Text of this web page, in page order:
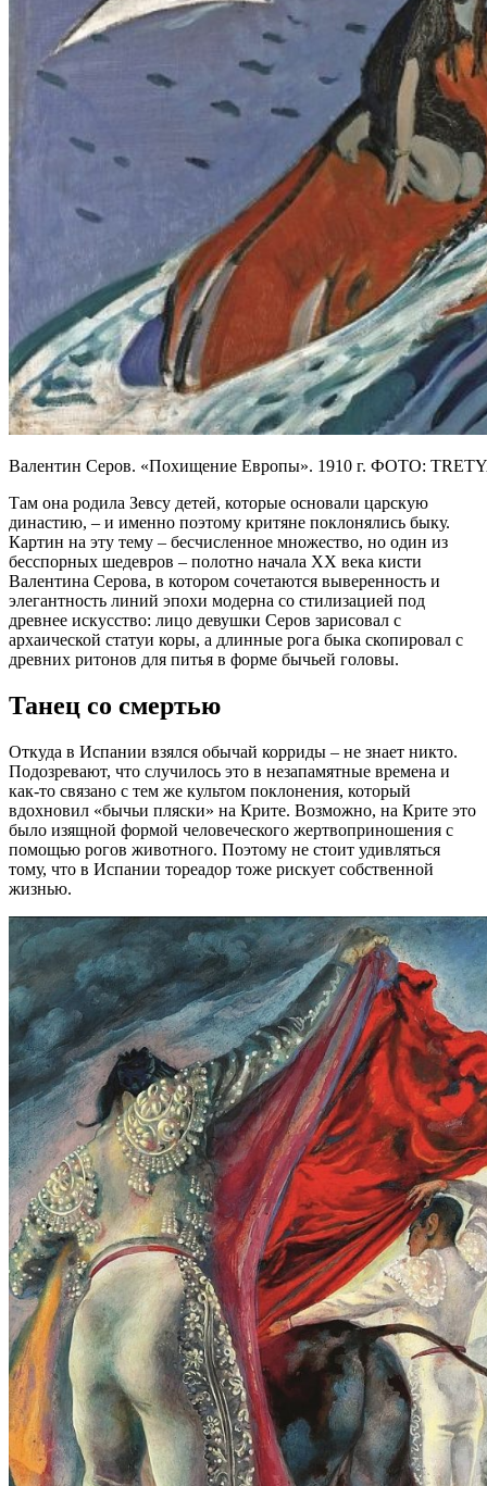
Валентин Серов. «Похищение Европы». 1910 г. ФОТО:
Там она родила Зевсу детей, которые основали царскую
династию, – и именно поэтому критяне поклонялись быку.
Картин на эту тему – бесчисленное множество, но один из
бесспорных шедевров – полотно начала ХХ века кисти
Валентина Серова, в котором сочетаются выверенность и
элегантность линий эпохи модерна со стилизацией под
древнее искусство: лицо девушки Серов зарисовал с
архаической статуи коры, а длинные рога быка скопировал с
древних ритонов для питья в форме бычьей головы.
Танец со смертью
Откуда в Испании взялся обычай корриды – не знает никто.
Подозревают, что случилось это в незапамятные времена и
как-то связано с тем же культом поклонения, который
вдохновил «бычьи пляски» на Крите. Возможно, на Крите это
было изящной формой человеческого жертвоприношения с
помощью рогов животного. Поэтому не стоит удивляться
тому, что в Испании тореадор тоже рискует собственной
жизнью.